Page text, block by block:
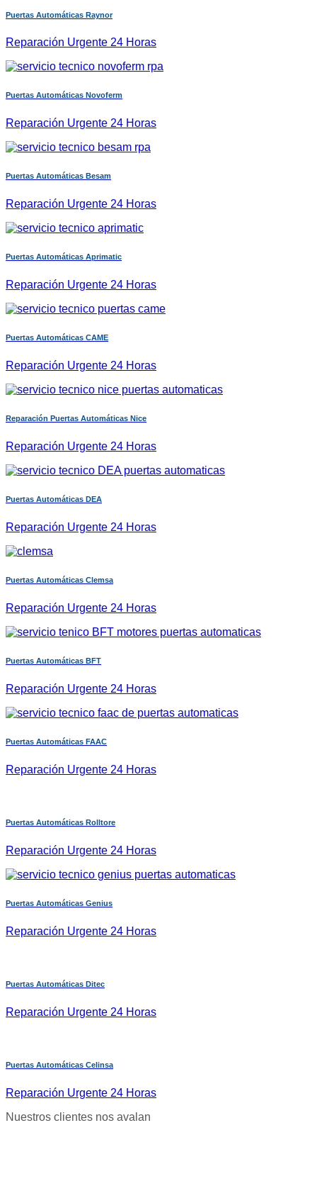
Puertas Automáticas Raynor
Reparación Urgente 24 Horas
Puertas Automáticas Novoferm
Reparación Urgente 24 Horas
Puertas Automáticas Besam
Reparación Urgente 24 Horas
Puertas Automáticas Aprimatic
Reparación Urgente 24 Horas
Puertas Automáticas CAME
Reparación Urgente 24 Horas
Reparación Puertas Automáticas Nice
Reparación Urgente 24 Horas
Puertas Automáticas DEA
Reparación Urgente 24 Horas
Puertas Automáticas Clemsa
Reparación Urgente 24 Horas
Puertas Automáticas BFT
Reparación Urgente 24 Horas
Puertas Automáticas FAAC
Reparación Urgente 24 Horas
Puertas Automáticas Rolltore
Reparación Urgente 24 Horas
Puertas Automáticas Genius
Reparación Urgente 24 Horas
Puertas Automáticas Ditec
Reparación Urgente 24 Horas
Puertas Automáticas Celinsa
Reparación Urgente 24 Horas
Nuestros clientes nos avalan